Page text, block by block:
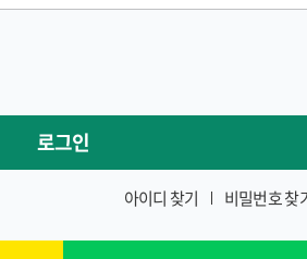
로그인
아이디 찾기 비밀번호 찾